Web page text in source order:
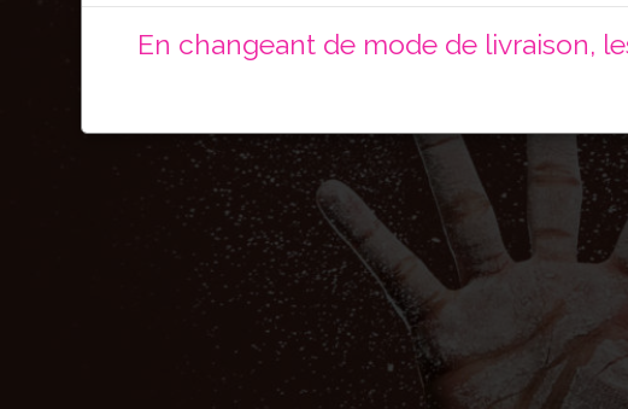
En changeant de mode de livraison,